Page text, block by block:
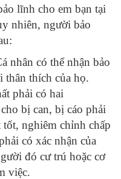
lĩnh cho em bạn tại
nhiên, người bảo
nhân có thể nhận bảo
thân thích của họ.
phải có hai
bị can, bị cáo phải
nghiêm chỉnh chấp
có xác nhận của
đó cư trú hoặc cơ
việc.